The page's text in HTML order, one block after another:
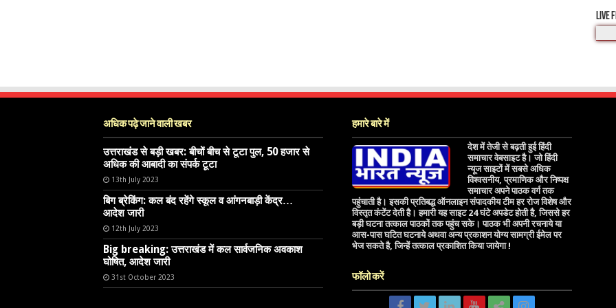
LIVE
अधिक पढ़े जाने वाली खबर
उत्तराखंड से बड़ी खबर: बीचों बीच से टूटा पुल, 50 हजार से
अधिक की आबादी का संपर्क टूटा
13th July 2023
बिग ब्रेकिंग: कल बंद रहेंगे स्कूल व आंगनबाड़ी केंद्र…
आदेश जारी
12th July 2023
Big breaking: उत्तराखंड में कल सार्वजनिक अवकाश
घोषित, आदेश जारी
31st October 2023
हमारे बारे में
देश में तेजी से बढ़ती हुई हिंदी
समाचार वेबसाइट है। जो हिंदी
न्यूज साइटों में सबसे अधिक
विश्वसनीय, प्रमाणिक और निष्पक्ष
समाचार अपने पाठक वर्ग तक
पहुंचाती है। इसकी प्रतिबद्ध ऑनलाइन संपादकीय टीम हर रोज विशेष और
विस्तृत कंटेंट देती है। हमारी यह साइट 24 घंटे अपडेट होती है, जिससे हर
बड़ी घटना तत्काल पाठकों तक पहुंच सके। पाठक भी अपनी रचनाये या
आस-पास घटित घटनाये अथवा अन्य प्रकाशन योग्य सामग्री ईमेल पर
भेज सकते है, जिन्हें तत्काल प्रकाशित किया जायेगा !
फॉलो करें